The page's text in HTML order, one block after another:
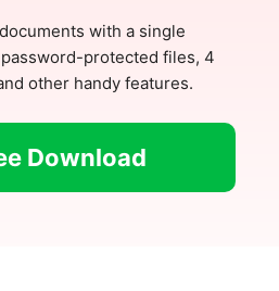
with a single
protected files, 4
other handy features.
Download